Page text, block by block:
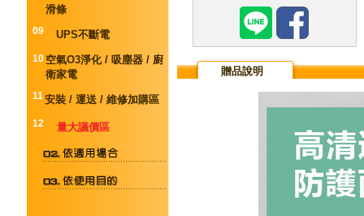
滑條
09 UPS不斷電
10 空氣O3淨化 / 吸塵器 / 廚
衛家電
11安裝 / 運送 / 維修加購區
12 量大議價區
贈品說明